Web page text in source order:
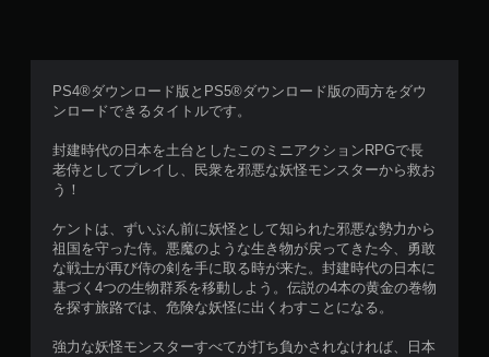
PS4®ダウンロード版とPS5®ダウンロード版の両方をダウ
ンロードできるタイトルです。
封建時代の日本を土台としたこのミニアクションRPGで長
老侍としてプレイし、民衆を邪悪な妖怪モンスターから救お
う！
ケントは、ずいぶん前に妖怪として知られた邪悪な勢力から
祖国を守った侍。悪魔のような生き物が戻ってきた今、勇敢
な戦士が再び侍の剣を手に取る時が来た。封建時代の日本に
基づく4つの生物群系を移動しよう。伝説の4本の黄金の巻物
を探す旅路では、危険な妖怪に出くわすことになる。
強力な妖怪モンスターすべてが打ち負かされなければ、日本